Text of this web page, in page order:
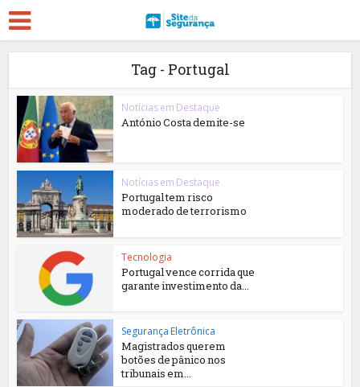
Tag - Portugal
Notícias em Destaque
António Costa demite-se
Notícias em Destaque
Portugal tem risco
moderado de terrorismo
Tecnologia
Portugal vence corrida que
garante investimento da...
Segurança Eletrônica
Magistrados querem
botões de pânico nos
tribunais em...